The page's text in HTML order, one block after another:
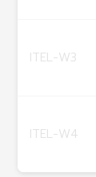
ITEL-W3
ITEL-W4